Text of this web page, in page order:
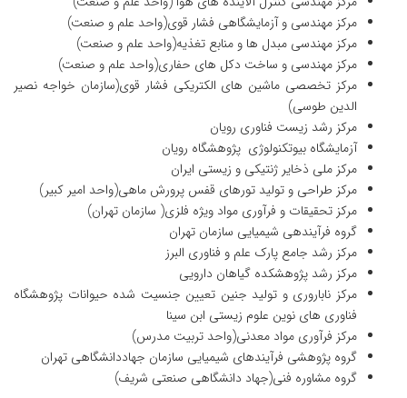
مرکز مهندسی و آزمایشگاهی فشار قوی(واحد علم و صنعت)
مرکز مهندسی مبدل ها و منابع تغذیه(واحد علم و صنعت)
مرکز مهندسی و ساخت دکل های حفاری(واحد علم و صنعت)
مرکز تخصصی ماشین های الکتریکی فشار قوی(سازمان خواجه نصیر
الدین طوسی)
مرکز رشد زیست فناوری رویان
آزمایشگاه بیوتکنولوژی پژوهشگاه رویان
مرکز ملی ذخایر ژنتیکی و زیستی ایران
مرکز طراحی و تولید تورهای قفس پرورش ماهی(واحد امیر کبیر)
مرکز تحقیقات و فرآوری مواد ویژه فلزی( سازمان تهران)
گروه فرآیندهی شیمیایی سازمان تهران
مرکز رشد جامع پارک علم و فناوری البرز
مرکز رشد پژوهشکده گیاهان دارویی
مرکز ناباروری و تولید جنین تعیین جنسیت شده حیوانات پژوهشگاه
فناوری های نوین علوم زیستی ابن سینا
مرکز فرآوری مواد معدنی(واحد تربیت مدرس)
گروه پژوهشی فرآیندهای شیمیایی سازمان جهاددانشگاهی تهران
گروه مشاوره فنی(جهاد دانشگاهی صنعتی شریف)